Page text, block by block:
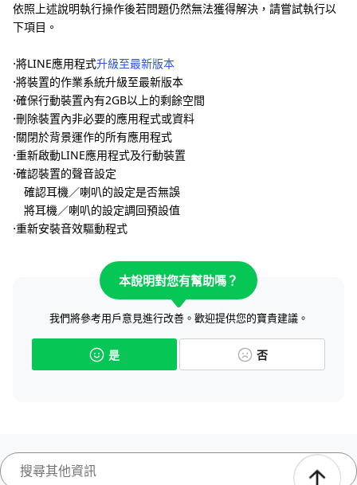
依照上述說明執行操作後若問題仍然無法獲得解決，請嘗試執行以
下項目。
⋅將LINE應用程式升級至最新版本
⋅將裝置的作業系統升級至最新版本
⋅確保行動裝置內有2GB以上的剩餘空間
⋅刪除裝置內非必要的應用程式或資料
⋅關閉於背景運作的所有應用程式
⋅重新啟動LINE應用程式及行動裝置
⋅確認裝置的聲音設定
確認耳機／喇叭的設定是否無誤
將耳機／喇叭的設定調回預設值
⋅重新安裝音效驅動程式
本說明對您有幫助嗎？
我們將參考用戶意見進行改善。歡迎提供您的寶貴建議。
是 否